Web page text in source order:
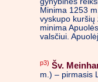
Minima 1253
vyskupo kuršių
minima
valsčiui.
p3) Šv.
m.) – pirmasis